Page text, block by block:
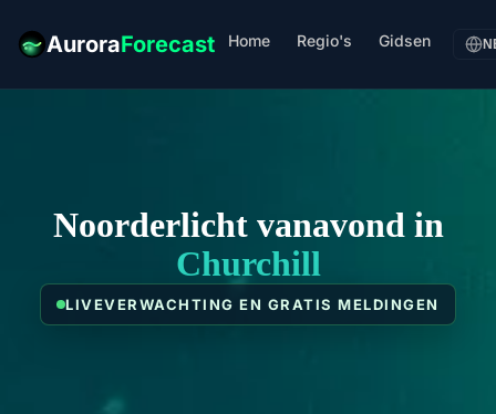
AuroraForecast Home Regio's Gidsen
Noorderlicht vanavond in
Churchill
LIVEVERWACHTING EN GRATIS MELDINGEN